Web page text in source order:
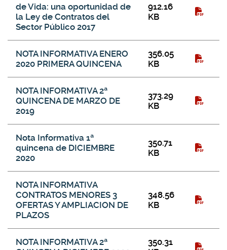
de Vida: una oportunidad de
la Ley de Contratos del
Sector Público 2017
912.16
KB
NOTA INFORMATIVA ENERO
2020 PRIMERA QUINCENA
356.05
KB
NOTA INFORMATIVA 2ª
QUINCENA DE MARZO DE
2019
373.29
KB
Nota Informativa 1ª
quincena de DICIEMBRE
2020
350.71
KB
NOTA INFORMATIVA
CONTRATOS MENORES 3
OFERTAS Y AMPLIACION DE
PLAZOS
348.56
KB
NOTA INFORMATIVA 2ª
350.31